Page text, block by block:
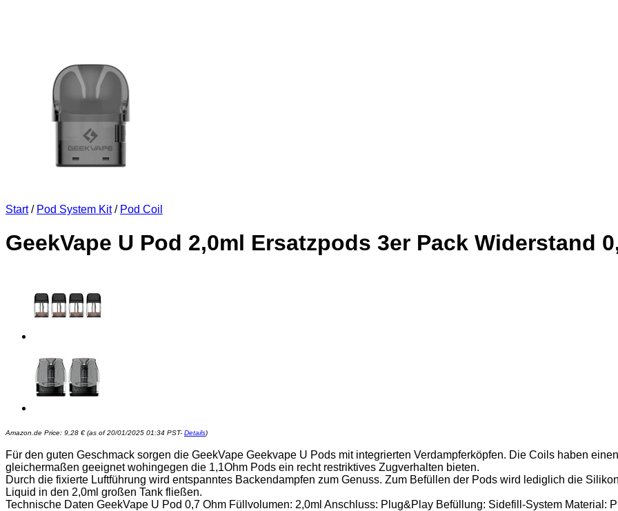
Start / Pod System Kit / Pod Coil
GeekVape U Pod 2,0ml Ersatzpods 3er Pack Widerstand
Amazon.de Price: 9,28 € (as of 20/01/2025 01:34 PST- Details)
Für den guten Geschmack sorgen die GeekVape Geekvape U Pods mit integrierten Verdampferköpfen. Die Coils haben
gleichermaßen geeignet wohingegen die 1,1Ohm Pods ein recht restriktives Zugverhalten bieten.
Durch die fixierte Luftführung wird entspanntes Backendampfen zum Genuss. Zum Befüllen der Pods wird lediglich die
Liquid in den 2,0ml großen Tank fließen.
Technische Daten GeekVape U Pod 0,7 Ohm Füllvolumen: 2,0ml Anschluss: Plug&Play Befüllung: Sidefill-System Material: